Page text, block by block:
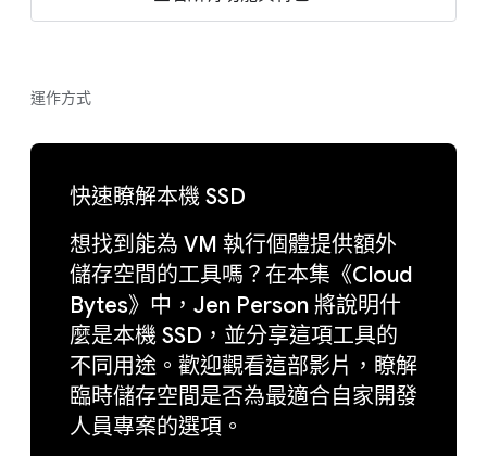
運作方式
快速瞭解本機 SSD
想找到能為 VM 執行個體提供額外
儲存空間的工具嗎？在本集《Cloud
Bytes》中，Jen Person 將說明什
麼是本機 SSD，並分享這項工具的
不同用途。歡迎觀看這部影片，瞭解
臨時儲存空間是否為最適合自家開發
人員專案的選項。